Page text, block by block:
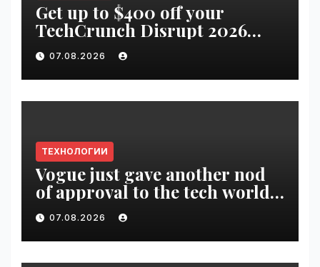
Get up to $400 off your
TechCrunch Disrupt 2026
pass until tomorrow |
VseTime.ru
07.08.2026
ТЕХНОЛОГИИ
Vogue just gave another nod
of approval to the tech world |
VseTime.ru
07.08.2026